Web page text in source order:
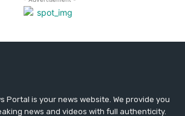
Portal is your news website. We provide you
news and videos with full authenticity.